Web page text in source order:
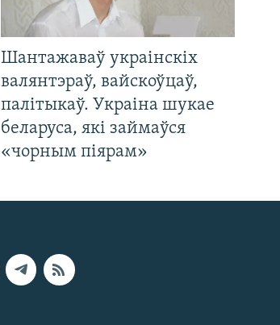
Шантажаваў украінскіх
валянтэраў, вайскоўцаў,
палітыкаў. Украіна шукае
беларуса, які займаўся
«чорным піярам»